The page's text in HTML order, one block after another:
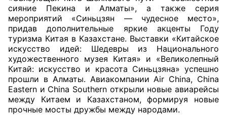
сияние Пекина и Алматы», а также серия
мероприятий «Синьцзян — чудесное место»,
придав дополнительные яркие акценты Году
туризма Китая в Казахстане. Выставки «Китайское
искусство идей: Шедевры из Национального
художественного музея Китая» и «Великолепный
Китай: искусство и красота Синьцзяна» успешно
прошли в Алматы. Авиакомпании Air China, China
Eastern и China Southern открыли новые авиарейсы
между Китаем и Казахстаном, формируя новые
прочные мосты дружбы между народами.